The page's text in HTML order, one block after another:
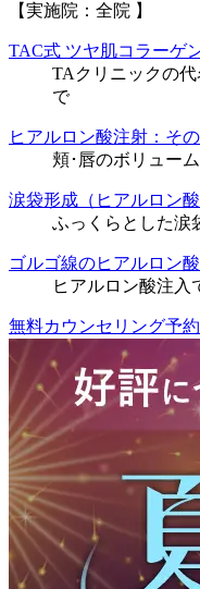
【実施院：全院 】
TAC式 ツヤ肌コラーゲ
TAクリニックの
で
ヒアルロン酸注射：そ
頬･唇のボリュー
涙袋形成（ヒアルロン酸
ふっくらとした涙
ゴルゴ線のヒアルロン
ヒアルロン酸注入
無料カウンセリング予約